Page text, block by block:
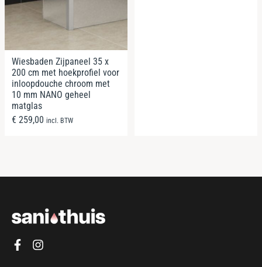
Wiesbaden Zijpaneel 35 x
200 cm met hoekprofiel voor
inloopdouche chroom met
10 mm NANO geheel
matglas
€ 259,00 incl. BTW